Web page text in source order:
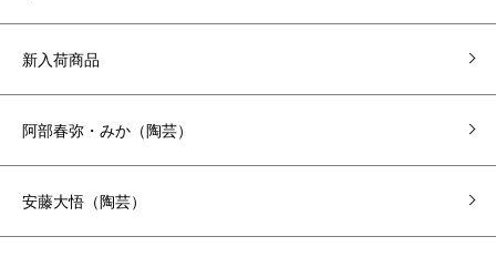
新入荷商品
阿部春弥・みか（陶芸）
安藤大悟（陶芸）